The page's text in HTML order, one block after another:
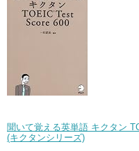
聞いて覚える英単語 キクタン
(キクタンシリーズ)